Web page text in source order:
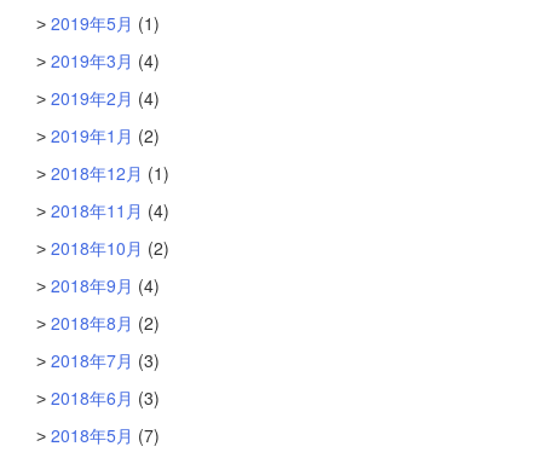
2019年5月 (1)
2019年3月 (4)
2019年2月 (4)
2019年1月 (2)
2018年12月 (1)
2018年11月 (4)
2018年10月 (2)
2018年9月 (4)
2018年8月 (2)
2018年7月 (3)
2018年6月 (3)
2018年5月 (7)